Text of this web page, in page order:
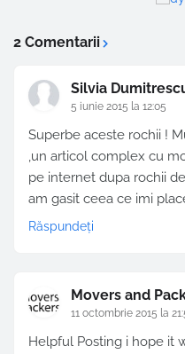
2 Comentarii
Silvia
5 iunie 2015 la 12:05
Superbe aceste rochii !
,un articol complex cu
pe internet dupa rochii
am gasit ceea ce imi
Răspundeți
Movers and
11 octombrie 2015 la
Helpful Posting i hope it